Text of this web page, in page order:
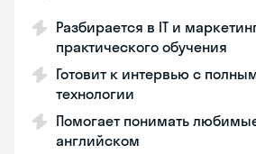
Разбирается в IT и
практического обучения
Готовит к интервью с
технологии
Помогает понимать
английском